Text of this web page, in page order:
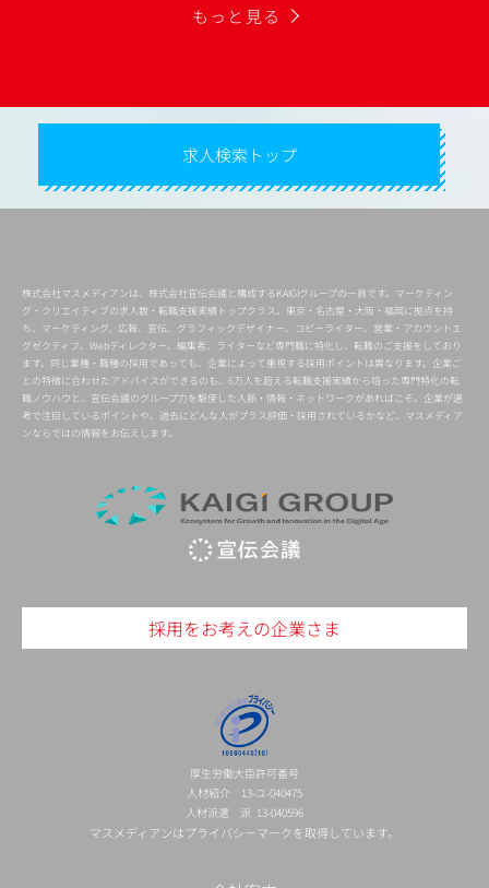
もっと見る
求人検索トップ
株式会社マスメディアンは、株式会社宣伝会議と構成するKAIGIグループの一員です。マーケティン
グ・クリエイティブの求人数・転職支援実績トップクラス。東京・名古屋・大阪・福岡に拠点を持
ち、マーケティング、広報、宣伝、グラフィックデザイナー、コピーライター、営業・アカウントエ
グゼクティブ、Webディレクター、編集者、ライターなど専門職に特化し、転職のご支援をしており
ます。同じ業種・職種の採用であっても、企業によって重視する採用ポイントは異なります。企業ご
との特徴に合わせたアドバイスができるのも、6万人を超える転職支援実績から培った専門特化の転
職ノウハウと、宣伝会議のグループ力を駆使した人脈・情報・ネットワークがあればこそ。企業が選
考で注目しているポイントや、過去にどんな人がプラス評価・採用されているかなど、マスメディア
ンならではの情報をお伝えします。
採用をお考えの企業さま
厚生労働大臣許可番号
人材紹介 13-ユ-040475
人材派遣 派 13-040596
マスメディアンはプライバシーマークを取得しています。